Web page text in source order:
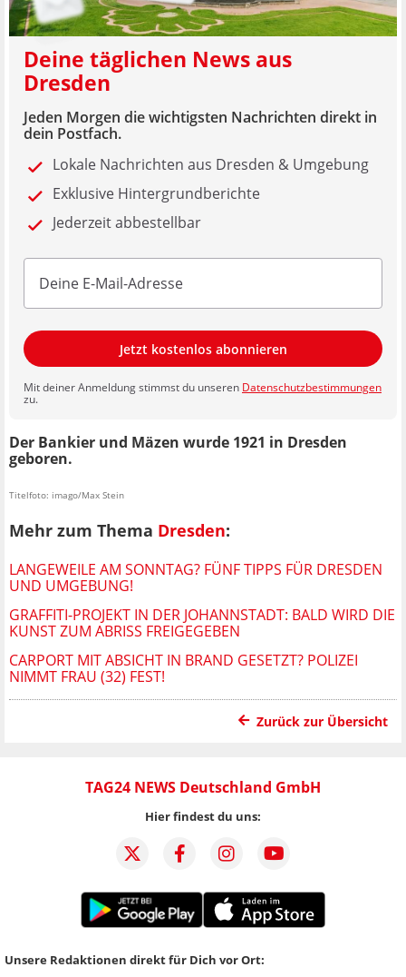
Deine täglichen News aus
Dresden
Jeden Morgen die wichtigsten Nachrichten direkt in
dein Postfach.
Lokale Nachrichten aus Dresden & Umgebung
Exklusive Hintergrundberichte
Jederzeit abbestellbar
Jetzt kostenlos abonnieren
Mit deiner Anmeldung stimmst du unseren Datenschutzbestimmungen
zu.
Der Bankier und Mäzen wurde 1921 in Dresden
geboren.
Titelfoto: imago/Max Stein
Mehr zum Thema Dresden:
LANGEWEILE AM SONNTAG? FÜNF TIPPS FÜR DRESDEN
UND UMGEBUNG!
GRAFFITI-PROJEKT IN DER JOHANNSTADT: BALD WIRD DIE
KUNST ZUM ABRISS FREIGEGEBEN
CARPORT MIT ABSICHT IN BRAND GESETZT? POLIZEI
NIMMT FRAU (32) FEST!
Zurück zur Übersicht
TAG24 NEWS Deutschland GmbH
Hier findest du uns:
Unsere Redaktionen direkt für Dich vor Ort: